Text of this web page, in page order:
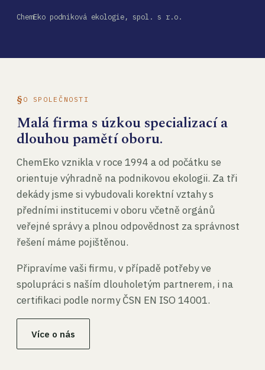
ChemEko podniková ekologie, spol. s r.o.
O SPOLEČNOSTI
Malá firma s úzkou specializací a
dlouhou pamětí oboru.
ChemEko vznikla v roce 1994 a od počátku se
orientuje výhradně na podnikovou ekologii. Za tři
dekády jsme si vybudovali korektní vztahy s
předními institucemi v oboru včetně orgánů
veřejné správy a plnou odpovědnost za správnost
řešení máme pojištěnou.
Připravíme vaši firmu, v případě potřeby ve
spolupráci s naším dlouholetým partnerem, i na
certifikaci podle normy ČSN EN ISO 14001.
Více o nás